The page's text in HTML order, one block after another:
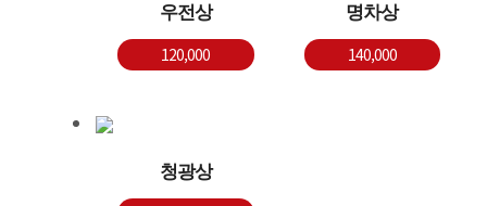
우전상
120,000
명차상
140,000
청광상